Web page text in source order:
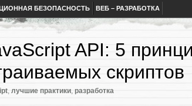
БЕЗОПАСНОСТЬ ВЕБ – РАЗРАБОТКА
API: 5
скриптов
, лучшие практики, разработка